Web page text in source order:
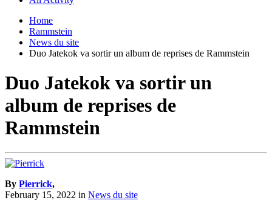
Home
Rammstein
News du site
Duo Jatekok va sortir un album de reprises de Rammstein
Duo Jatekok va sortir un
album de reprises de
Rammstein
By Pierrick,
February 15, 2022 in News du site